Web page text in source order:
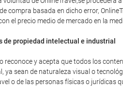
compra basada en dicho error,
el precio medio de mercado en la
de propiedad intelectual e industrial
reconoce y acepta que todos los
ya sean de naturaleza visual o
o de las personas físicas o jurídicas